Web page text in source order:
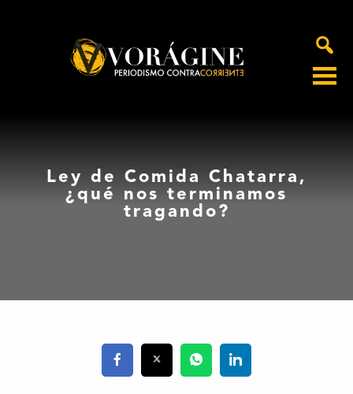
Ley de Comida Chatarra,
¿qué nos terminamos
tragando?